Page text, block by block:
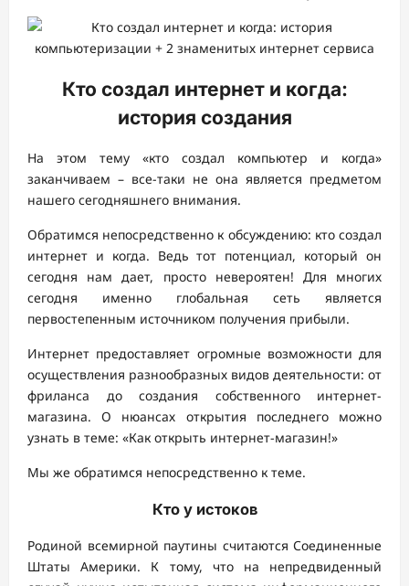
Кто создал интернет и когда:
история создания
На этом тему «кто создал компьютер и когда»
заканчиваем – все-таки не она является предметом
нашего сегодняшнего внимания.
Обратимся непосредственно к обсуждению: кто создал
интернет и когда. Ведь тот потенциал, который он
сегодня нам дает, просто невероятен! Для многих
сегодня именно глобальная сеть является
первостепенным источником получения прибыли.
Интернет предоставляет огромные возможности для
осуществления разнообразных видов деятельности: от
фриланса до создания собственного интернет-
магазина. О нюансах открытия последнего можно
узнать в теме: «Как открыть интернет-магазин!»
Мы же обратимся непосредственно к теме.
Кто у истоков
Родиной всемирной паутины считаются Соединенные
Штаты Америки. К тому, что на непредвиденный